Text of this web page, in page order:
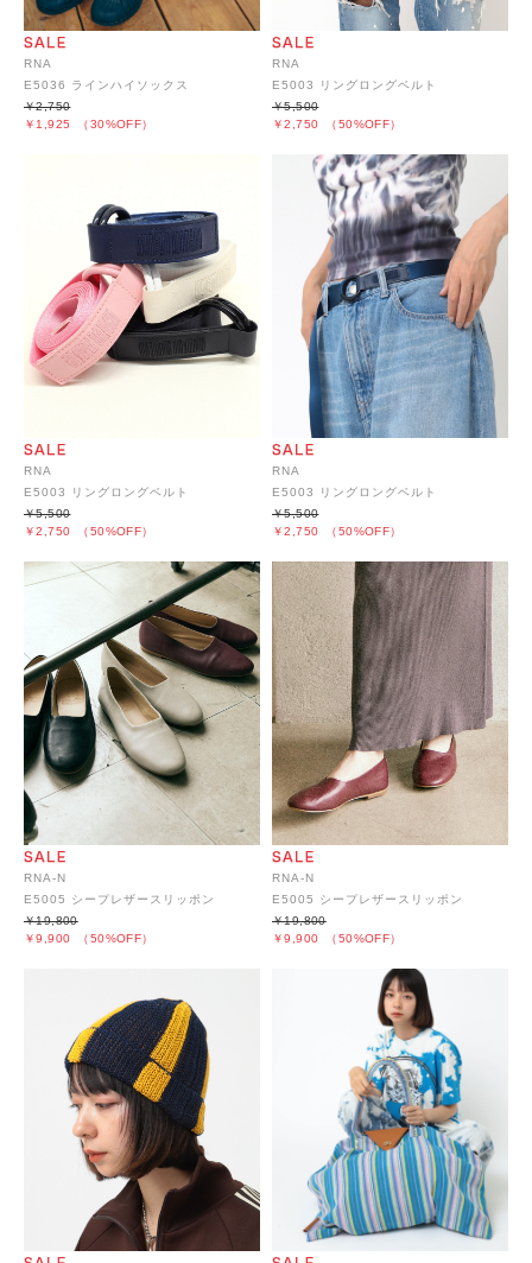
RNA
E5036 ラインハイソックス
￥1,925 （30%OFF）
￥2,750
RNA
E5003 リングロングベルト
￥2,750 （50%OFF）
￥5,500
RNA
E5003 リングロングベルト
￥2,750 （50%OFF）
￥5,500
RNA
E5003 リングロングベルト
￥2,750 （50%OFF）
￥5,500
RNA-N
E5005 シープレザースリッポン
￥9,900 （50%OFF）
￥19,800
RNA-N
E5005 シープレザースリッポン
￥9,900 （50%OFF）
￥19,800